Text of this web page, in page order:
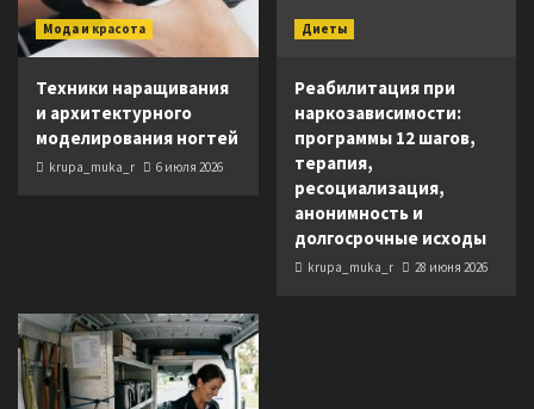
Мода и красота
Техники наращивания
и архитектурного
моделирования ногтей
krupa_muka_r 6 июля 2026
Диеты
Реабилитация при
наркозависимости:
программы 12 шагов,
терапия,
ресоциализация,
анонимность и
долгосрочные исходы
krupa_muka_r 28 июня 2026